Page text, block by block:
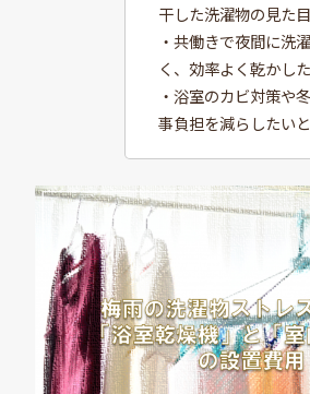
干した洗濯物の見た
・共働きで夜間に洗
く、効率よく乾かし
・浴室のカビ対策や
事負担を減らしたい